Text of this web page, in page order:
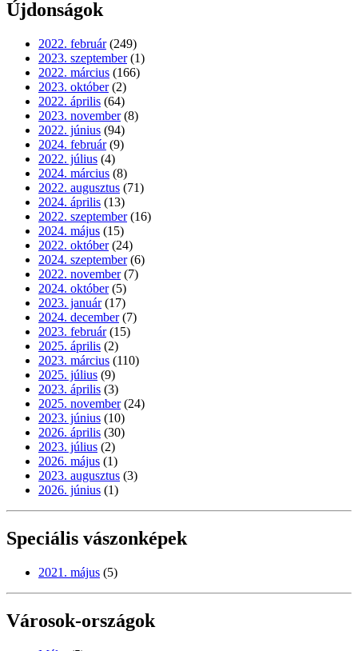
Újdonságok
2022. február (249)
2023. szeptember (1)
2022. március (166)
2023. október (2)
2022. április (64)
2023. november (8)
2022. június (94)
2024. február (9)
2022. július (4)
2024. március (8)
2022. augusztus (71)
2024. április (13)
2022. szeptember (16)
2024. május (15)
2022. október (24)
2024. szeptember (6)
2022. november (7)
2024. október (5)
2023. január (17)
2024. december (7)
2023. február (15)
2025. április (2)
2023. március (110)
2025. július (9)
2023. április (3)
2025. november (24)
2023. június (10)
2026. április (30)
2023. július (2)
2026. május (1)
2023. augusztus (3)
2026. június (1)
Speciális vászonképek
2021. május (5)
Városok-országok